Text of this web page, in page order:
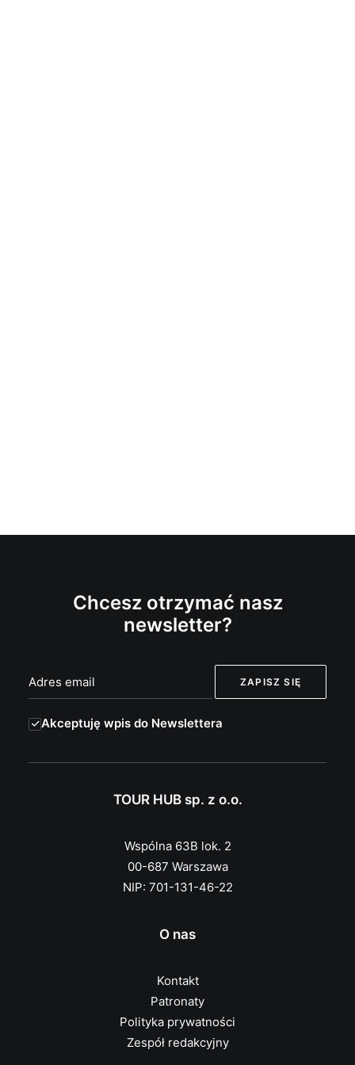
Chcesz otrzymać nasz
newsletter?
Akceptuję wpis do Newslettera
TOUR HUB sp. z o.o.
Wspólna 63B lok. 2
00-687 Warszawa
NIP: 701-131-46-22
O nas
Kontakt
Patronaty
Polityka prywatności
Zespół redakcyjny